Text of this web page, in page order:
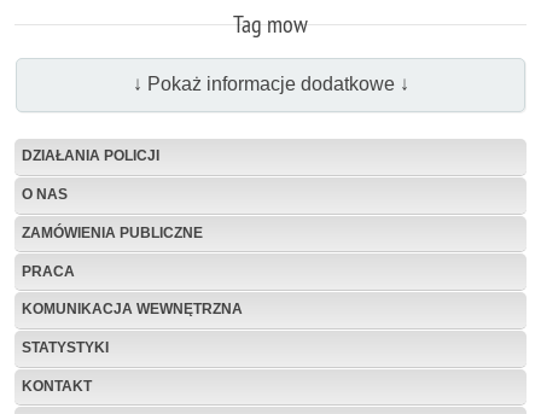
Tag mow
↓ Pokaż informacje dodatkowe ↓
DZIAŁANIA POLICJI
O NAS
ZAMÓWIENIA PUBLICZNE
PRACA
KOMUNIKACJA WEWNĘTRZNA
STATYSTYKI
KONTAKT